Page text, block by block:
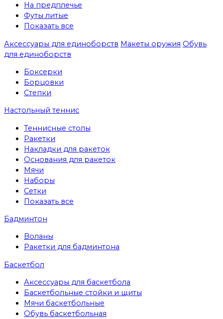
На предплечье
Футы литые
Показать все
Аксессуары для единоборств Макеты оружия Обувь
для единоборств
Боксерки
Борцовки
Степки
Настольный теннис
Теннисные столы
Ракетки
Накладки для ракеток
Основания для ракеток
Мячи
Наборы
Сетки
Показать все
Бадминтон
Воланы
Ракетки для бадминтона
Баскетбол
Аксессуары для баскетбола
Баскетбольные стойки и щиты
Мячи баскетбольные
Обувь баскетбольная